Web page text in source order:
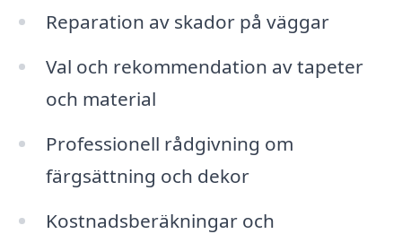
Reparation av skador på väggar
Val och rekommendation av tapeter
och material
Professionell rådgivning om
färgsättning och dekor
Kostnadsberäkningar och